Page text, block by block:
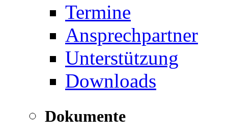
Termine
Ansprechpartner
Unterstützung
Downloads
Dokumente